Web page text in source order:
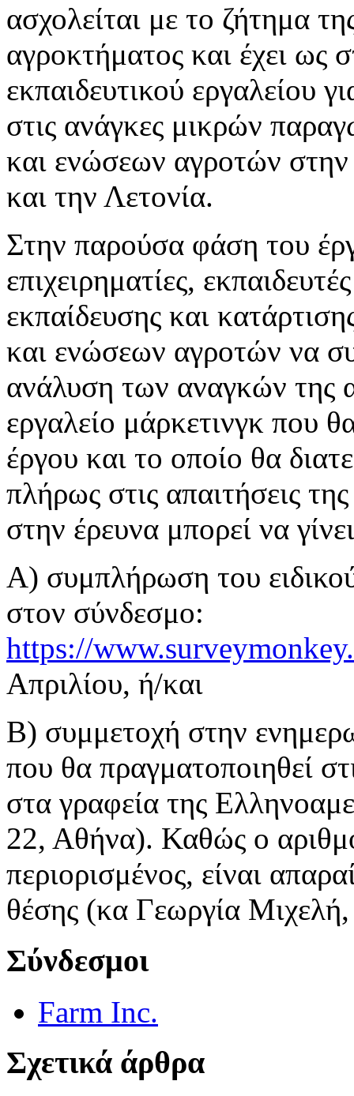
ασχολείται με το ζήτημα
αγροκτήματος και έχει ως
εκπαιδευτικού εργαλείου
στις ανάγκες μικρών
και ενώσεων αγροτών
και την Λετονία.
Στην παρούσα φάση του
επιχειρηματίες,
εκπαίδευσης και
και ενώσεων αγροτών να
ανάλυση των αναγκών της
εργαλείο μάρκετινγκ που
έργου και το οποίο θα
πλήρως στις απαιτήσεις
στην έρευνα μπορεί να
Α) συμπλήρωση του
στον σύνδεσμο:
https://
Απριλίου, ή/και
Β) συμμετοχή στην
που θα πραγματοποιηθεί
στα γραφεία της
22, Αθήνα). Καθώς ο
περιορισμένος, είναι
θέσης (κα Γεωργία
Σύνδεσμοι
Farm Inc.
Σχετικά άρθρα